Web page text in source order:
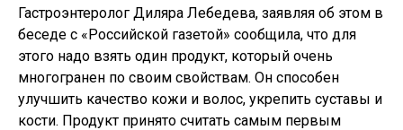
Гастроэнтеролог Диляра Лебедева, заявляя об этом в
беседе с «Российской газетой» сообщила, что для
этого надо взять один продукт, который очень
многогранен по своим свойствам. Он способен
улучшить качество кожи и волос, укрепить суставы и
кости. Продукт принято считать самым первым